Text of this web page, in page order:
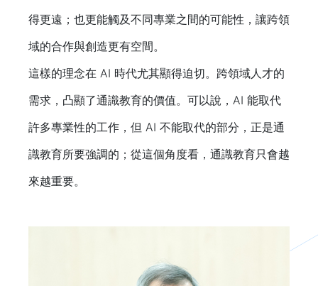
得更遠；也更能觸及不同專業之間的可能性，讓跨領
域的合作與創造更有空間。
這樣的理念在 AI 時代尤其顯得迫切。跨領域人才的
需求，凸顯了通識教育的價值。可以說，AI 能取代
許多專業性的工作，但 AI 不能取代的部分，正是通
識教育所要強調的；從這個角度看，通識教育只會越
來越重要。